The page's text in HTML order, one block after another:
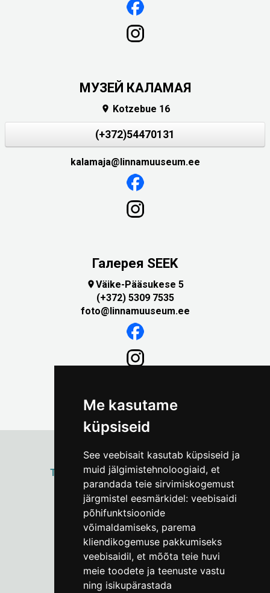
Me kasutame
küpsiseid
See veebisait kasutab küpsiseid ja
muid jälgimistehnoloogiaid, et
parandada teie sirvimiskogemust
järgmistel eesmärkidel: veebisaidi
põhifunktsioonide
võimaldamiseks, parema
kliendikogemuse pakkumiseks
veebisaidil, et mõõta teie huvi
meie toodete ja teenuste vastu
ning isikupärastada
МУЗЕЙ КАЛАМАЯ
 Kotzebue 16
(+372)54470131
kalamaja@linnamuuseum.ee
Галерея SEEK
Väike-Pääsukese 5
(+372) 5309 7535
foto@linnamuuseum.ee
ТАЛЛИННСКИЙГОРОДСКОЙ МУЗЕЙ
Vene 17
Пн–Пт 9–17:(+372) 610 4178
info@linnamuuseum.ee